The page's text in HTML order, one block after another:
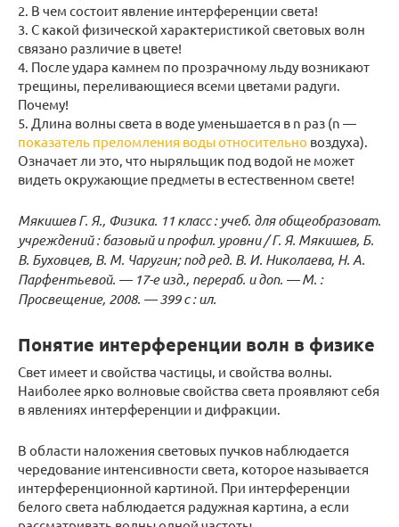
2. В чем состоит явление интерференции света!
3. С какой физической характеристикой световых волн
связано различие в цвете!
4. После удара камнем по прозрачному льду возникают
трещины, переливающиеся всеми цветами радуги.
Почему!
5. Длина волны света в воде уменьшается в n раз (n —
показатель преломления воды относительно воздуха).
Означает ли это, что ныряльщик под водой не может
видеть окружающие предметы в естественном свете!
Мякишев Г. Я., Физика. 11 класс : учеб. для общеобразоват.
учреждений : базовый и профил. уровни / Г. Я. Мякишев, Б.
В. Буховцев, В. М. Чаругин; под ред. В. И. Николаева, Н. А.
Парфентьевой. — 17-е изд., перераб. и доп. — М. :
Просвещение, 2008. — 399 с : ил.
Понятие интерференции волн в физике
Свет имеет и свойства частицы, и свойства волны.
Наиболее ярко волновые свойства света проявляют себя
в явлениях интерференции и дифракции.
В области наложения световых пучков наблюдается
чередование интенсивности света, которое называется
интерференционной картиной. При интерференции
белого света наблюдается радужная картина, а если